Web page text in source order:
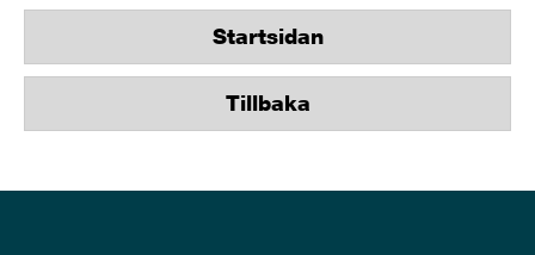
Startsidan
Tillbaka